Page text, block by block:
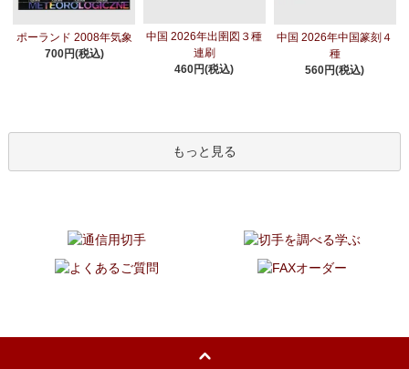
ポーランド 2008年気象
700円(税込)
中国 2026年出圉図３種
連刷
460円(税込)
中国 2026年中国篆刻４
種
560円(税込)
もっと見る